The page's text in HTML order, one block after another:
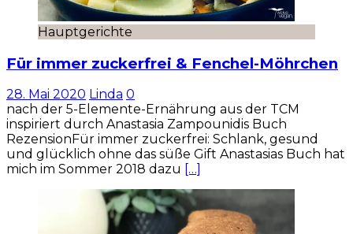
Hauptgerichte
Für immer zuckerfrei & Fenchel-Möhrchen
28. Mai 2020 Linda 0
nach der 5-Elemente-Ernährung aus der TCM
inspiriert durch Anastasia Zampounidis Buch
RezensionFür immer zuckerfrei: Schlank, gesund
und glücklich ohne das süße Gift Anastasias Buch hat
mich im Sommer 2018 dazu
[…]